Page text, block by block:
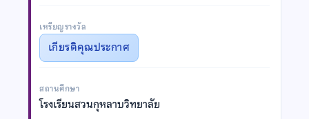
เหรียญรางวัล
เกียรติคุณประกาศ
สถานศึกษา
โรงเรียนสวนกุหลาบวิทยาลัย